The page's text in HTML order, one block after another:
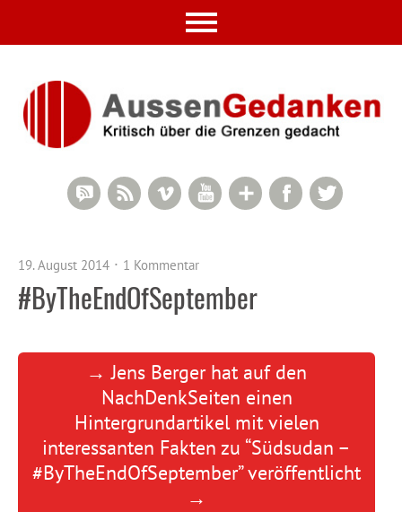
Twitter
Facebook
Google+
YouTube
Vimeo
RSS Feed
RSS Comments
19. August 2014 1 Kommentar
#ByTheEndOfSeptember
→ Jens Berger hat auf den
NachDenkSeiten einen
Hintergrundartikel mit vielen
interessanten Fakten zu “Südsudan –
#ByTheEndOfSeptember” veröffentlicht
→